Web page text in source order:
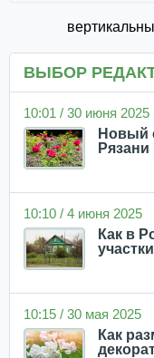
ВЫБОР
10:01 / 30 июня 2025
Новый
10:10 / 4 июня 2025
Как в
участки
10:15 / 30 мая 2025
Как